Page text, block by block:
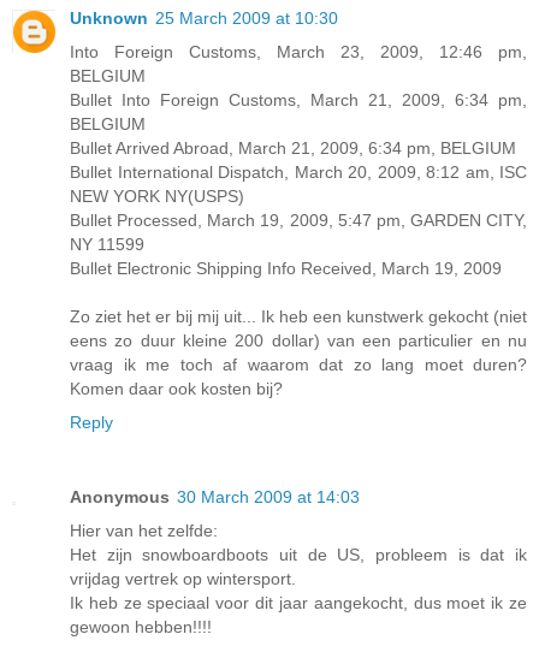
Unknown 25 March 2009 at 10:30
Into Foreign Customs, March 23, 2009, 12:46 pm,
BELGIUM
Bullet Into Foreign Customs, March 21, 2009, 6:34 pm,
BELGIUM
Bullet Arrived Abroad, March 21, 2009, 6:34 pm, BELGIUM
Bullet International Dispatch, March 20, 2009, 8:12 am, ISC
NEW YORK NY(USPS)
Bullet Processed, March 19, 2009, 5:47 pm, GARDEN CITY,
NY 11599
Bullet Electronic Shipping Info Received, March 19, 2009
Zo ziet het er bij mij uit... Ik heb een kunstwerk gekocht (niet
eens zo duur kleine 200 dollar) van een particulier en nu
vraag ik me toch af waarom dat zo lang moet duren?
Komen daar ook kosten bij?
Reply
Anonymous 30 March 2009 at 14:03
Hier van het zelfde:
Het zijn snowboardboots uit de US, probleem is dat ik
vrijdag vertrek op wintersport.
Ik heb ze speciaal voor dit jaar aangekocht, dus moet ik ze
gewoon hebben!!!!